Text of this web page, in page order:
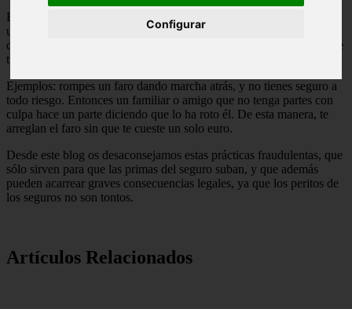
Configurar
En el
el fraude más común era que un familiar o
un amigo declarase un parte, alegando que te había dado un golpe,
de forma que te reparaban los desperfectos que tenía tu coche, y que
tu seguro no cubría.
Ejemplos: rompes un faro dando marcha atrás, y no tienes seguro a
todo riesgo. Entonces un familiar o amigo que no tenga partes con
culpa hace un parte diciendo que lo ha roto él. De esta manera, te
arreglan el faro sin que te cueste un solo euro.
Desde este blog os desaconsejamos estas prácticas fraudulentas, que
sólo sirven para que las primas del seguro suban, y que además
pueden acarrear graves consecuencias legales, ya que los peritos de
los seguros no son tontos.
Artículos Relacionados